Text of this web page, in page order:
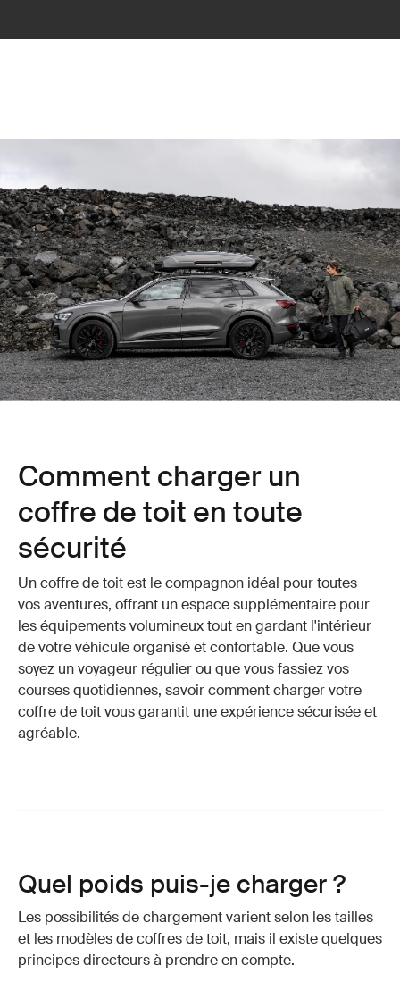
Comment charger un
coffre de toit en toute
sécurité
Un coffre de toit est le compagnon idéal pour toutes
vos aventures, offrant un espace supplémentaire pour
les équipements volumineux tout en gardant l'intérieur
de votre véhicule organisé et confortable. Que vous
soyez un voyageur régulier ou que vous fassiez vos
courses quotidiennes, savoir comment charger votre
coffre de toit vous garantit une expérience sécurisée et
agréable.
Quel poids puis-je charger ?
Les possibilités de chargement varient selon les tailles
et les modèles de coffres de toit, mais il existe quelques
principes directeurs à prendre en compte.